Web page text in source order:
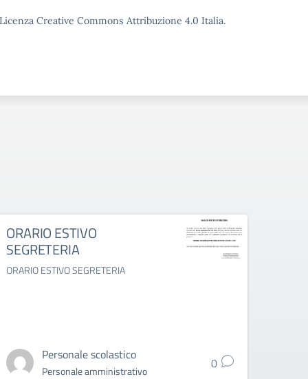
Creative Commons Attribuzione 4.0 Italia.
ORARIO ESTIVO
SEGRETERIA
ORARIO ESTIVO SEGRETERIA
Personale scolastico
Personale amministrativo 0